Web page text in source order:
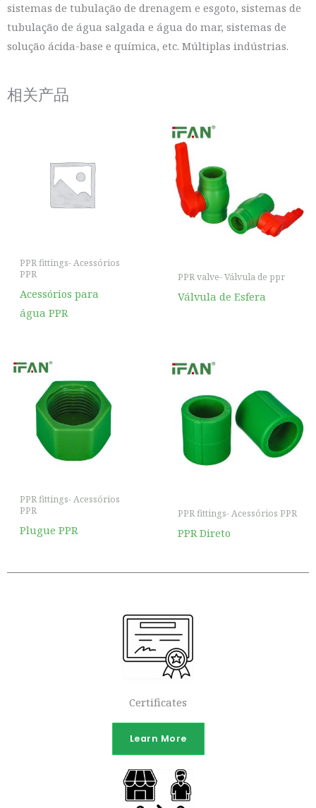
sistemas de tubulação de drenagem e esgoto, sistemas de
tubulação de água salgada e água do mar, sistemas de
solução ácida-base e química, etc. Múltiplas indústrias.
相关产品
PPR fittings- Acessórios
PPR
Acessórios para
água PPR
PPR valve- Válvula de ppr
Válvula de Esfera
PPR fittings- Acessórios
PPR
Plugue PPR
PPR fittings- Acessórios PPR
PPR Direto
Certificates
Learn More